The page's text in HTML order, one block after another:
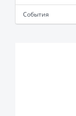
События